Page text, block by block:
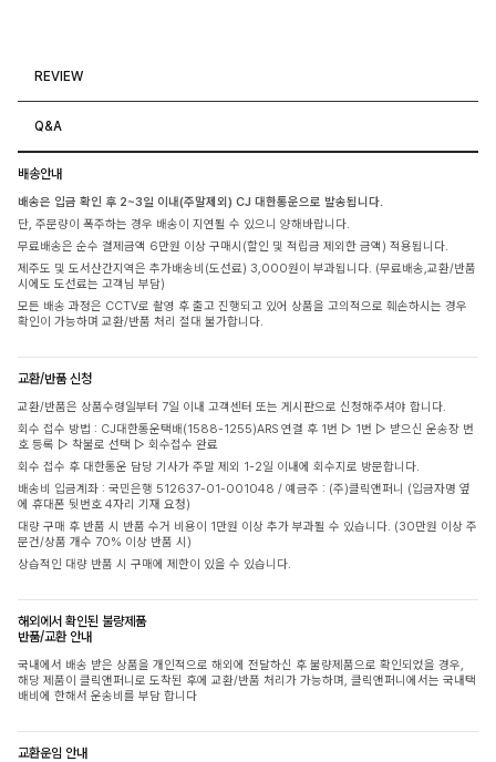
REVIEW
Q&A
배송안내
배송은 입금 확인 후 2~3일 이내(주말제외) CJ 대한통운으로 발송됩니다.
단, 주문량이 폭주하는 경우 배송이 지연될 수 있으니 양해바랍니다.
무료배송은 순수 결제금액 6만원 이상 구매시(할인 및 적립금 제외한 금액) 적용됩니다.
제주도 및 도서산간지역은 추가배송비(도선료) 3,000원이 부과됩니다. (무료배송,교환/반품
시에도 도선료는 고객님 부담)
모든 배송 과정은 CCTV로 촬영 후 출고 진행되고 있어 상품을 고의적으로 훼손하시는 경우
확인이 가능하며 교환/반품 처리 절대 불가합니다.
교환/반품 신청
교환/반품은 상품수령일부터 7일 이내 고객센터 또는 게시판으로 신청해주셔야 합니다.
회수 접수 방법 : CJ대한통운택배(1588-1255)ARS 연결 후 1번 ▷ 1번 ▷ 받으신 운송장 번
호 등록 ▷ 착불로 선택 ▷ 회수접수 완료
회수 접수 후 대한통운 담당 기사가 주말 제외 1-2일 이내에 회수지로 방문합니다.
배송비 입금계좌 : 국민은행 512637-01-001048 / 예금주 : (주)클릭앤퍼니 (입금자명 옆
에 휴대폰 뒷번호 4자리 기재 요청)
대량 구매 후 반품 시 반품 수거 비용이 1만원 이상 추가 부과될 수 있습니다. (30만원 이상 주
문건/상품 개수 70% 이상 반품 시)
상습적인 대량 반품 시 구매에 제한이 있을 수 있습니다.
해외에서 확인된 불량제품
반품/교환 안내
국내에서 배송 받은 상품을 개인적으로 해외에 전달하신 후 불량제품으로 확인되었을 경우,
해당 제품이 클릭앤퍼니로 도착된 후에 교환/반품 처리가 가능하며, 클릭앤퍼니에서는 국내택
배비에 한해서 운송비를 부담 합니다
교환운임 안내